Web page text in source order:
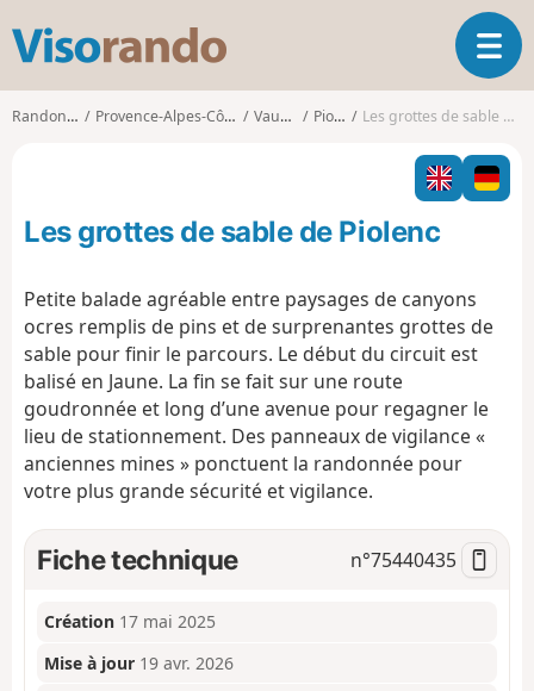
s
o
O
u
v
i
r
l
i
Randonnées Provence-Alpes-Côte d'Azur Vaucluse Piolenc Les grottes de sable de Piolenc
Les grottes de sable de Piolenc
Petite balade agréable entre paysages de canyons
ocres remplis de pins et de surprenantes grottes de
sable pour finir le parcours. Le début du circuit est
balisé en Jaune. La fin se fait sur une route
goudronnée et long d’une avenue pour regagner le
lieu de stationnement. Des panneaux de vigilance «
anciennes mines » ponctuent la randonnée pour
votre plus grande sécurité et vigilance.
Fiche technique n°75440435
Création 17 mai 2025
Mise à jour 19 avr. 2026